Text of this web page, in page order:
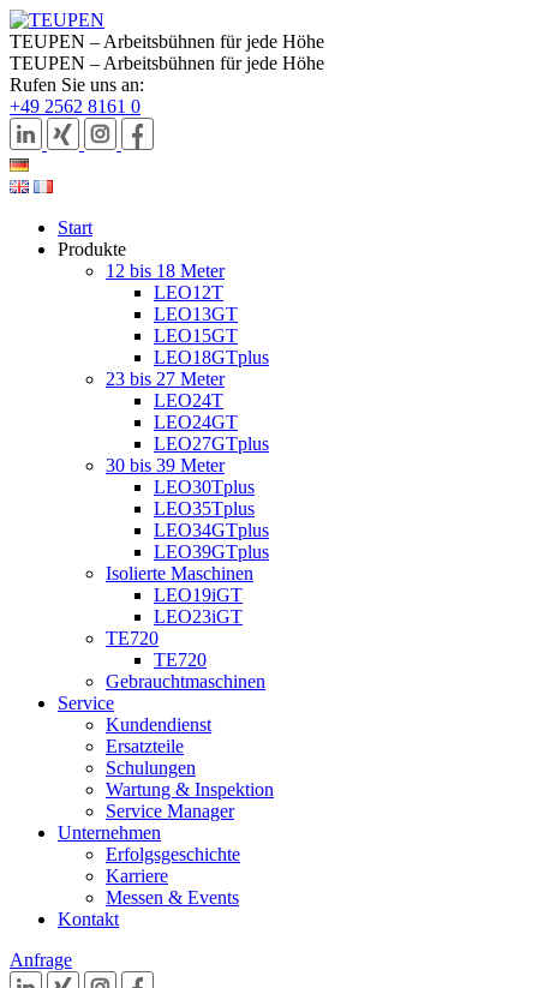
TEUPEN – Arbeitsbühnen für jede Höhe
TEUPEN – Arbeitsbühnen für jede Höhe
Rufen Sie uns an:
+49 2562 8161 0
Start
Produkte
12 bis 18 Meter
LEO12T
LEO13GT
LEO15GT
LEO18GTplus
23 bis 27 Meter
LEO24T
LEO24GT
LEO27GTplus
30 bis 39 Meter
LEO30Tplus
LEO35Tplus
LEO34GTplus
LEO39GTplus
Isolierte Maschinen
LEO19iGT
LEO23iGT
TE720
TE720
Gebrauchtmaschinen
Service
Kundendienst
Ersatzteile
Schulungen
Wartung & Inspektion
Service Manager
Unternehmen
Erfolgsgeschichte
Karriere
Messen & Events
Kontakt
Anfrage